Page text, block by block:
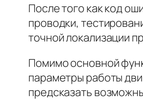
После того как код
проводки,
точной локализации
Помимо основной
параметры работы
предсказать